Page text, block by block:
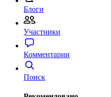
Блоги
Участники
Комментарии
Поиск